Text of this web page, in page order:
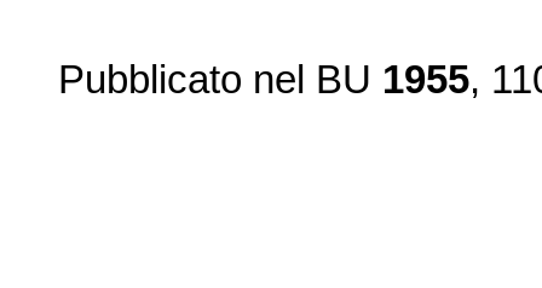
Pubblicato nel BU 1955,